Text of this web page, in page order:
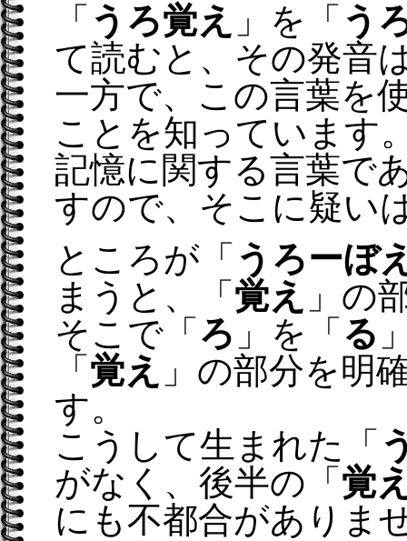
「 うろ覚え 」を「 う
て読むと、その発音
一方で、この言葉を
ことを知っています
記憶に関する言葉で
すので、そこに疑い
ところが「 うろーぼ
まうと、「 覚え 」の
そこで「 ろ 」を「 る
「 覚え 」の部分を明
す。
こうして生まれた「
がなく、後半の「 覚
にも不都合がありま